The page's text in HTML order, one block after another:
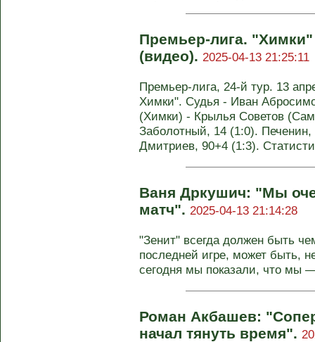
Премьер-лига.
(видео). 2025-04-13 21:25:11
Премьер-лига, 24-й тур. 13
Химки". Судья - Иван
(Химки) - Крылья Советов
Заболотный, 14 (1:0).
Дмитриев, 90+4 (1:3).
Ваня Дркушич: "Мы
матч". 2025-04-13 21:14:28
"Зенит" всегда должен быть
последней игре, может быть,
сегодня мы показали, что мы
Роман Акбашев:
начал тянуть время".